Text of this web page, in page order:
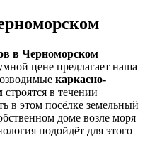
в Черноморском
цене предлагает наша
каркасно-
строятся в течении
в этом посёлке земельный
доме возле моря
подойдёт для этого